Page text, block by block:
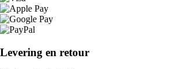
Levering en retour